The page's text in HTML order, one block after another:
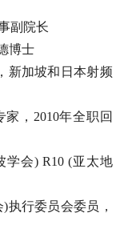
副院长
博士
新加坡和日本射频
，2010年全职回
学会) R10 (亚太地
执行委员会委员，